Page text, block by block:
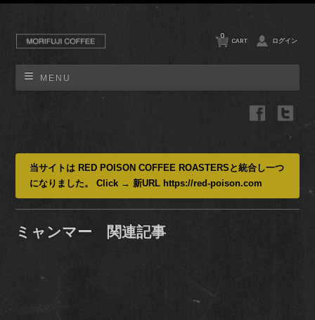
MENU
CART
0
ログイン
当サイトは RED POISON COFFEE ROASTERSと統合し一つ
になりました。 Click → 新URL https://red-poison.com
ミャンマー 関連記事